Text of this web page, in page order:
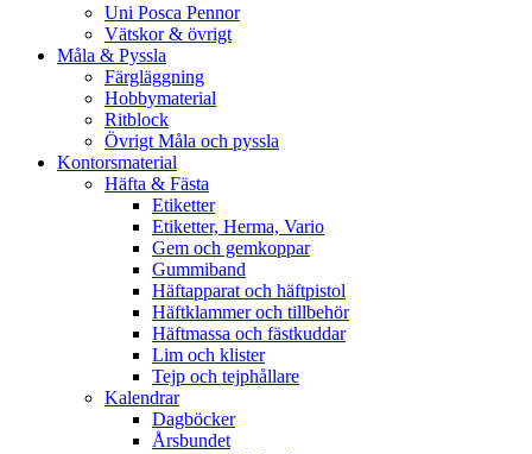
Uni Posca Pennor
Vätskor & övrigt
Måla & Pyssla
Färgläggning
Hobbymaterial
Ritblock
Övrigt Måla och pyssla
Kontorsmaterial
Häfta & Fästa
Etiketter
Etiketter, Herma, Vario
Gem och gemkoppar
Gummiband
Häftapparat och häftpistol
Häftklammer och tillbehör
Häftmassa och fästkuddar
Lim och klister
Tejp och tejphållare
Kalendrar
Dagböcker
Årsbundet